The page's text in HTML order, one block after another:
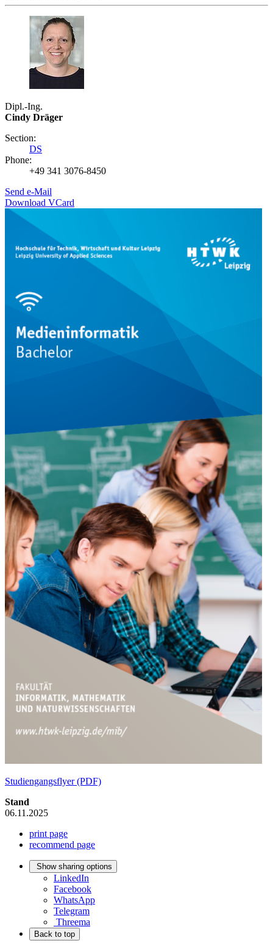
Dipl.-Ing.
Cindy Dräger
Section:
DS
Phone:
+49 341 3076-8450
Send e-Mail
Download VCard
Studiengangsflyer (PDF)
Stand
06.11.2025
print page
recommend page
Show sharing options
LinkedIn
Facebook
WhatsApp
Telegram
Threema
Back to top